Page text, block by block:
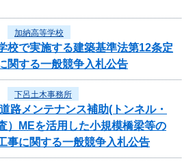
加納高等学校
校で実施する建築基準法第12条定
関する一般競争入札公告
下呂土木事務所
路メンテナンス補助(トンネル・
）MEを活用した小規模橋梁等の
事に関する一般競争入札公告